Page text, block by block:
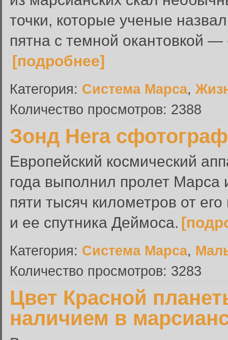
точки, которые ученые
пятна с темной окантовкой
[подробнее]
Категория: Система Марса,
Количество просмотров: 2388
Зонд Hera
Европейский космический
года выполнил пролет Марса
пяти тысяч километров от
и ее спутника Деймоса.
Категория: Система Марса,
Количество просмотров: 3283
Цвет Красной
наличием в